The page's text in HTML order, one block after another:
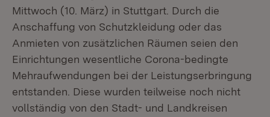
Mittwoch (10. März) in Stuttgart. Durch die
Anschaffung von Schutzkleidung oder das
Anmieten von zusätzlichen Räumen seien den
Einrichtungen wesentliche Corona-bedingte
Mehraufwendungen bei der Leistungserbringung
entstanden. Diese wurden teilweise noch nicht
vollständig von den Stadt- und Landkreisen